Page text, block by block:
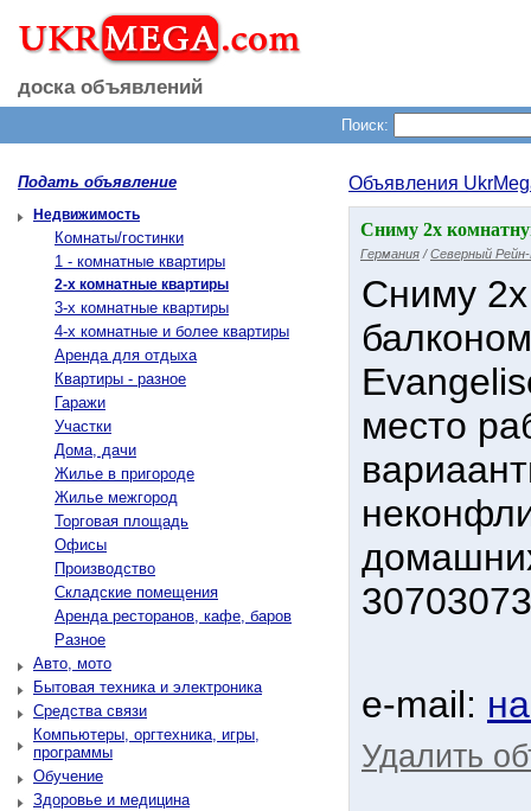
доска объявлений
Поиск:
Подать объявление
Недвижимость
Комнаты/гостинки
1 - комнатные квартиры
2-х комнатные квартиры
3-х комнатные квартиры
4-х комнатные и более квартиры
Аренда для отдыха
Квартиры - разное
Гаражи
Участки
Дома, дачи
Жилье в пригороде
Жилье межгород
Торговая площадь
Офисы
Производство
Складские помещения
Аренда ресторанов, кафе, баров
Разное
Авто, мото
Бытовая техника и электроника
Средства связи
Компьютеры, оргтехника, игры,
программы
Обучение
Здоровье и медицина
Объявления
Сниму 2х
Германия /Северный
Сниму
место
30703073
e-mail:
Удалить